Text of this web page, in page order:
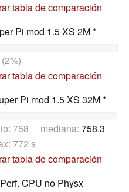
tabla de comparación
Pi mod 1.5 XS 2M *
(2%)
tabla de comparación
Pi mod 1.5 XS 32M *
758 mediana: 758.3
772 s
tabla de comparación
CPU no Physx